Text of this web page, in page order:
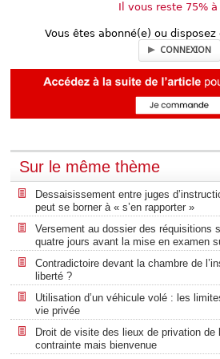
Il vous reste 75%
Vous êtes abonné(e) ou disposez
CONNEXION
Sur le même thème
Dessaisissement entre juges
peut se borner à « s’en rapporter »
Versement au dossier des réquisitions
quatre jours avant la mise en examen
Contradictoire devant la chambre de
liberté ?
Utilisation d’un véhicule volé : les
vie privée
Droit de visite des lieux de privation de
contrainte mais bienvenue